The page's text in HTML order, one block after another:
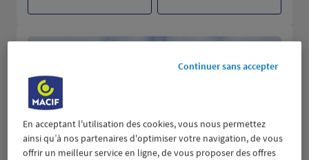
En acceptant l'utilisation des cookies, vous nous permettez
ainsi qu’à nos partenaires d'optimiser votre navigation, de vous
offrir un meilleur service en ligne, de vous proposer des offres
Continuer sans accepter